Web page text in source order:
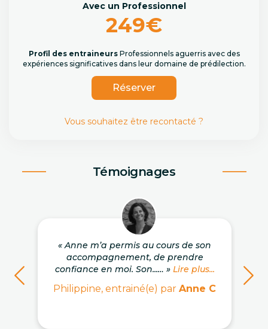
Avec un Professionnel
249€
Profil des entraineursProfessionnels aguerris avec des
expériences significatives dans leur domaine de prédilection.
Réserver
Vous souhaitez être recontacté ?
Témoignages
« Anne m’a permis au cours de son
accompagnement, de prendre
confiance en moi. Son...… » Lire plus...
Philippine, entrainé(e) par Anne C